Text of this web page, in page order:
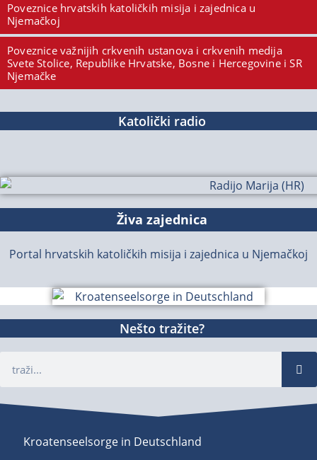
Poveznice hrvatskih katoličkih misija i zajednica u
Njemačkoj
Poveznice važnijih crkvenih ustanova i crkvenih medija
Svete Stolice, Republike Hrvatske, Bosne i Hercegovine i SR
Njemačke
Katolički radio
Živa zajednica
Portal hrvatskih katoličkih misija i zajednica u Njemačkoj
Nešto tražite?
Kroatenseelsorge in Deutschland